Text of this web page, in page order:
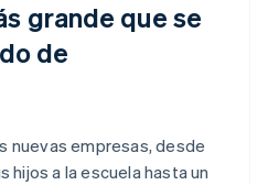
grande que se
de
nuevas empresas, desde
hijos a la escuela hasta un